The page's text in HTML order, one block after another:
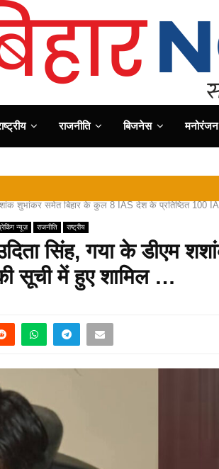
राजनीति बिजनेस मनोरंजन
शुभांकर समेत बिहार के कुल 8 IAS देश के प्रतिष्ठित 100
न्यूज़ राजनीति राष्ट्रीय
सिंह, गया के डीएम
सूची में हुए शामिल …